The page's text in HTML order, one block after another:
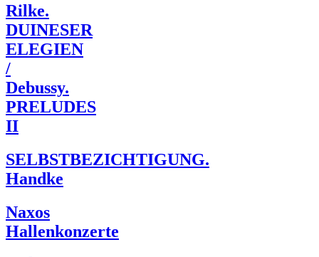
Rilke.
DUINESER
ELEGIEN
/
Debussy.
PRELUDES
II
SELBSTBEZICHTIGUNG.
Handke
Naxos
Hallenkonzerte